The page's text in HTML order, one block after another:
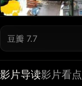
豆瓣 7.7
影片导读影片看点